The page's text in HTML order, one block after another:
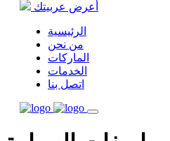
أعرض عربيتك
الرئيسية
من نحن
الماركات
الخدمات
اتصل بنا